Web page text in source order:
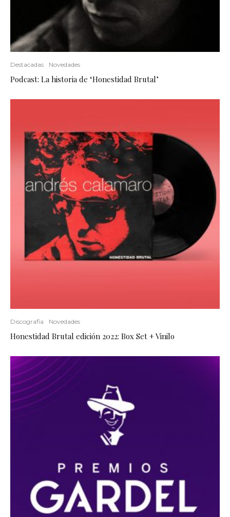
Destacadas Novedades
Podcast: La historia de ‘Honestidad Brutal’
Discografia Novedades
Honestidad Brutal edición 2022: Box Set + Vinilo